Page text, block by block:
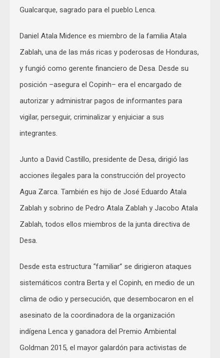
Gualcarque, sagrado para el pueblo Lenca.
Daniel Atala Midence es miembro de la familia Atala
Zablah, una de las más ricas y poderosas de Honduras,
y fungió como gerente financiero de Desa. Desde su
posición –asegura el Copinh– era el encargado de
autorizar y administrar pagos de informantes para
vigilar, perseguir, criminalizar y enjuiciar a sus
integrantes.
Junto a David Castillo, presidente de Desa, dirigió las
acciones ilegales para la construcción del proyecto
Agua Zarca. También es hijo de José Eduardo Atala
Zablah y sobrino de Pedro Atala Zablah y Jacobo Atala
Zablah, todos ellos miembros de la junta directiva de
Desa.
Desde esta estructura “familiar” se dirigieron ataques
sistemáticos contra Berta y el Copinh, en medio de un
clima de odio y persecución, que desembocaron en el
asesinato de la coordinadora de la organización
indígena Lenca y ganadora del Premio Ambiental
Goldman 2015, el mayor galardón para activistas de